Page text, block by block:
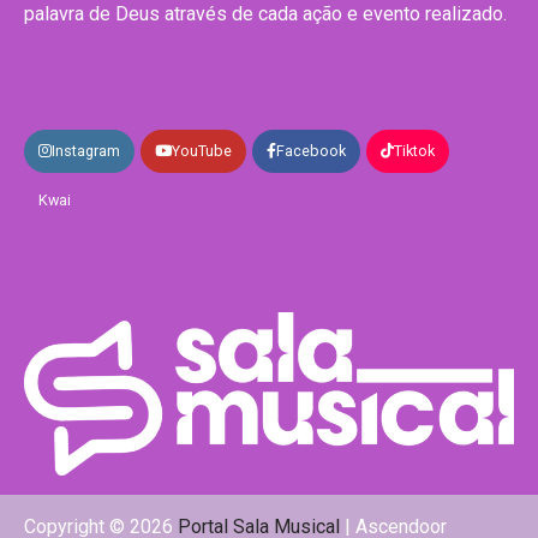
palavra de Deus através de cada ação e evento realizado.
Instagram YouTube Facebook Tiktok
Kwai
Copyright © 2026 Portal Sala Musical | Ascendoor